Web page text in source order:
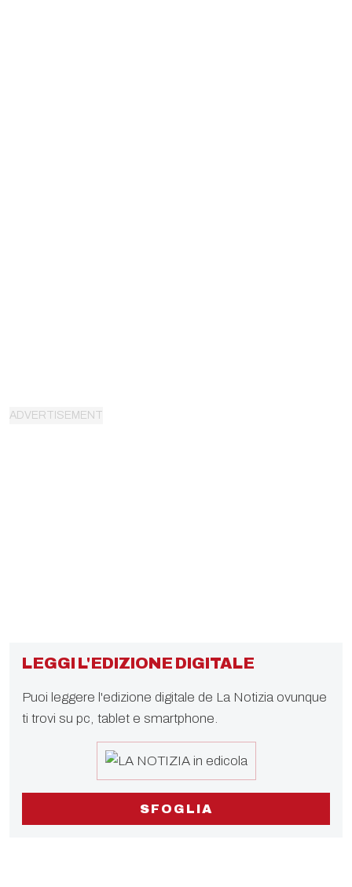
LEGGI L'EDIZIONE DIGITALE
Puoi leggere l'edizione digitale de La Notizia ovunque
ti trovi su pc, tablet e smartphone.
SFOGLIA